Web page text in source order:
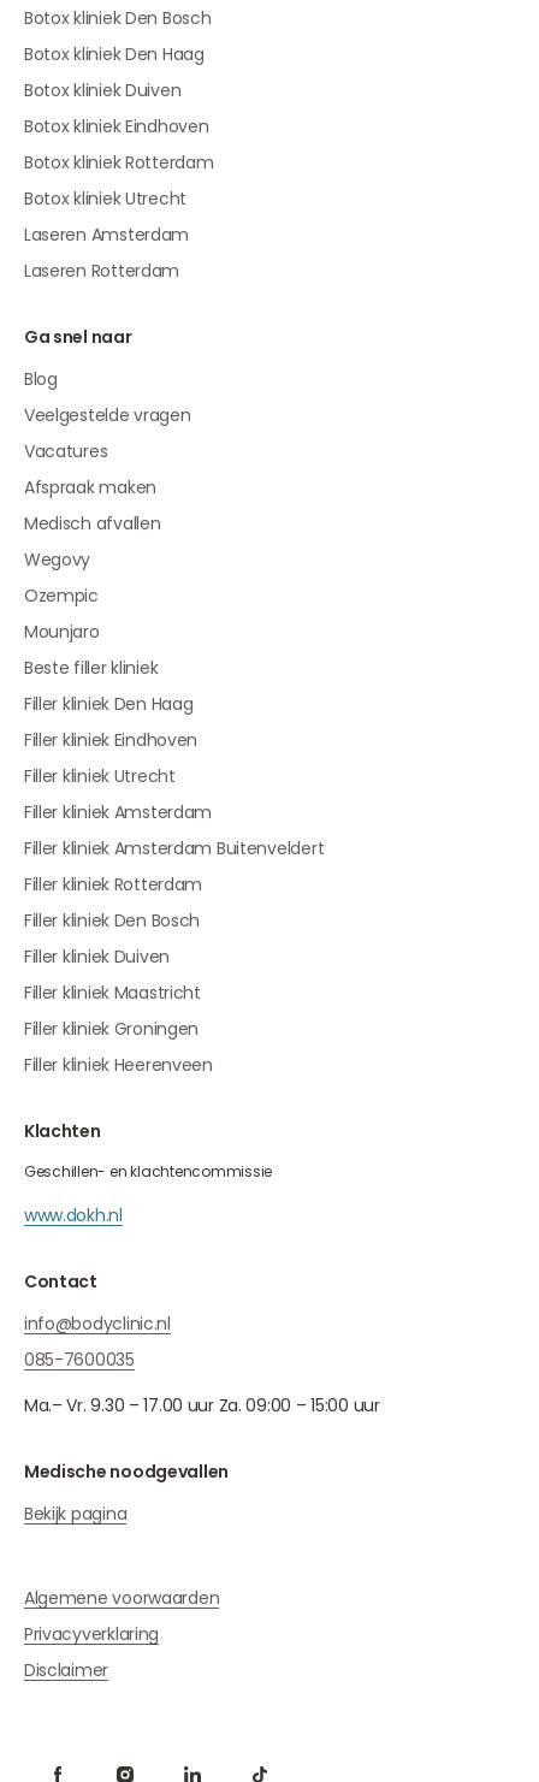
Botox kliniek Den Bosch
Botox kliniek Den Haag
Botox kliniek Duiven
Botox kliniek Eindhoven
Botox kliniek Rotterdam
Botox kliniek Utrecht
Laseren Amsterdam
Laseren Rotterdam
Ga snel naar
Blog
Veelgestelde vragen
Vacatures
Afspraak maken
Medisch afvallen
Wegovy
Ozempic
Mounjaro
Beste filler kliniek
Filler kliniek Den Haag
Filler kliniek Eindhoven
Filler kliniek Utrecht
Filler kliniek Amsterdam
Filler kliniek Amsterdam Buitenveldert
Filler kliniek Rotterdam
Filler kliniek Den Bosch
Filler kliniek Duiven
Filler kliniek Maastricht
Filler kliniek Groningen
Filler kliniek Heerenveen
Klachten
Geschillen- en klachtencommissie
www.dokh.nl
Contact
info@bodyclinic.nl
085-7600035
Ma.– Vr. 9.30 – 17.00 uur Za. 09:00 – 15:00 uur
Medische noodgevallen
Bekijk pagina
Algemene voorwaarden
Privacyverklaring
Disclaimer